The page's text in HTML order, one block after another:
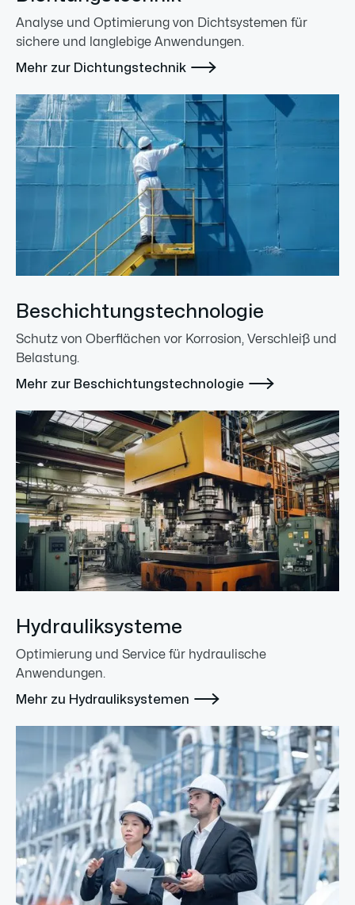
Analyse und Optimierung von Dichtsystemen für
sichere und langlebige Anwendungen.
Mehr zur Dichtungstechnik 
Beschichtungstechnologie
Schutz von Oberflächen vor Korrosion, Verschleiß und
Belastung.
Mehr zur Beschichtungstechnologie 
Hydrauliksysteme
Optimierung und Service für hydraulische
Anwendungen.
Mehr zu Hydrauliksystemen 